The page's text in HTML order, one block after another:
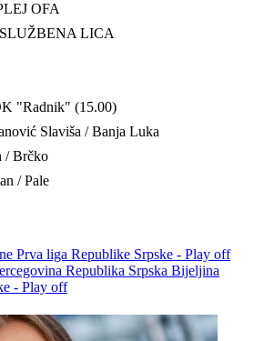
OFA
LICA
"Radnik" (15.00)
Slaviša / Banja Luka
/ Brčko
/ Pale
Prva liga Republike Srpske - Play off
Republika Srpska Bijeljina